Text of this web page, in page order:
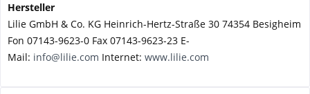
Hersteller
Lilie GmbH & Co. KG Heinrich-Hertz-Straße 30 74354 Besigheim
Fon 07143-9623-0 Fax 07143-9623-23 E-
Mail: info@lilie.com Internet: www.lilie.com